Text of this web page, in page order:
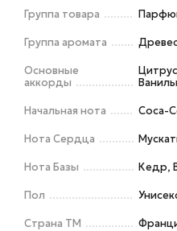
Группа товара
Группа аромата
Основные
аккорды
Начальная нота Coca-
Нота Сердца
Нота Базы Кедр,
Пол
Страна ТМ